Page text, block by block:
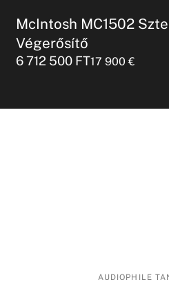
McIntosh MC1502
Végerősítő
6 712 500 FT17 900€
AUDIOPHILE